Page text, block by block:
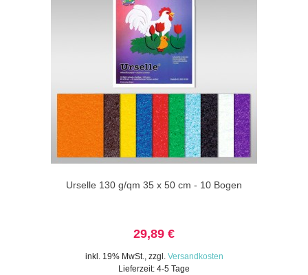
Urselle 130 g/qm 35 x 50 cm - 10 Bogen
29,89 €
inkl. 19% MwSt., zzgl. Versandkosten
Lieferzeit: 4-5 Tage